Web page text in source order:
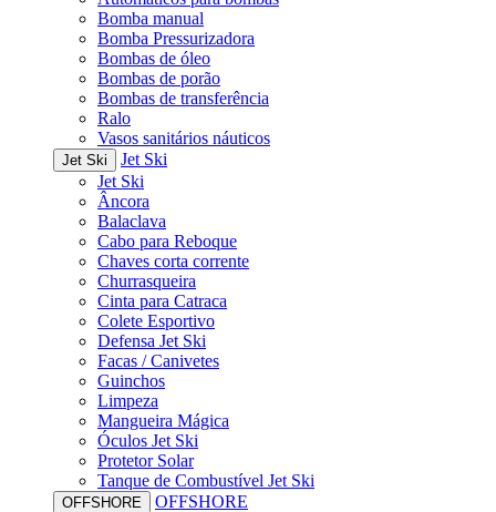
Bomba manual
Bomba Pressurizadora
Bombas de óleo
Bombas de porão
Bombas de transferência
Ralo
Vasos sanitários náuticos
Jet Ski
Jet Ski
Jet Ski
Âncora
Balaclava
Cabo para Reboque
Chaves corta corrente
Churrasqueira
Cinta para Catraca
Colete Esportivo
Defensa Jet Ski
Facas / Canivetes
Guinchos
Limpeza
Mangueira Mágica
Óculos Jet Ski
Protetor Solar
Tanque de Combustível Jet Ski
OFFSHORE
OFFSHORE